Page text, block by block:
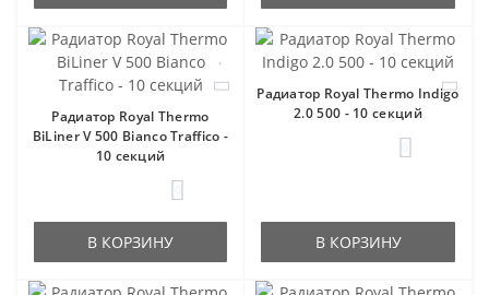
Радиатор Royal Thermo
BiLiner V 500 Bianco Traffico -
10 секций
В КОРЗИНУ
Радиатор Royal Thermo Indigo
2.0 500 - 10 секций
В КОРЗИНУ